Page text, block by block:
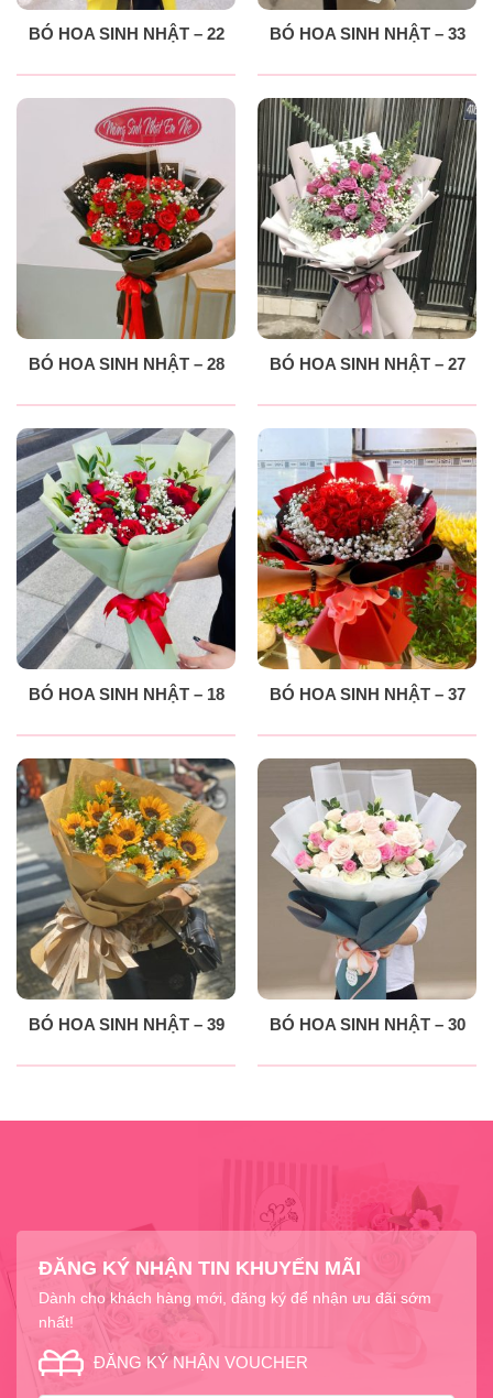
BÓ HOA SINH NHẬT – 22 BÓ HOA SINH NHẬT – 33
BÓ HOA SINH NHẬT – 28 BÓ HOA SINH NHẬT – 27
BÓ HOA SINH NHẬT – 18 BÓ HOA SINH NHẬT – 37
BÓ HOA SINH NHẬT – 39 BÓ HOA SINH NHẬT – 30
ĐĂNG KÝ NHẬN TIN KHUYẾN MÃI
Dành cho khách hàng mới, đăng ký để nhận ưu đãi sớm
nhất!
ĐĂNG KÝ NHẬN VOUCHER